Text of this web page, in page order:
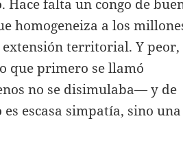
Hace falta un congo de
homogeneiza a los
territorial. Y peor,
que primero se llamó
no se disimulaba— y de
escasa simpatía, sino una